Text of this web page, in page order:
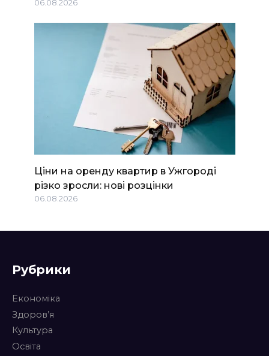
06.08.2026
Ціни на оренду квартир в Ужгороді
різко зросли: нові розцінки
06.08.2026
Рубрики
Економіка
Здоров’я
Культура
Освіта